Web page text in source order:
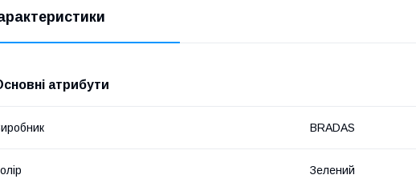
атрибути
BRADAS
Зелений